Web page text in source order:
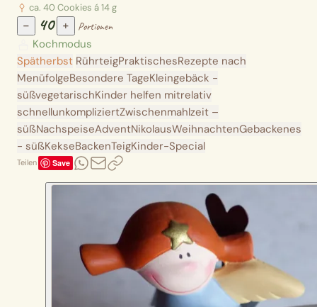
ca. 40 Cookies á 14 g
− 40 + Portionen
Kochmodus
Spätherbst RührteigPraktischesRezepte nach
MenüfolgeBesondere TageKleingebäck -
süßvegetarischKinder helfen mitrelativ
schnellunkompliziertZwischenmahlzeit –
süßNachspeiseAdventNikolausWeihnachtenGebackenes
- süßKekseBackenTeigKinder-Special
Teilen Save